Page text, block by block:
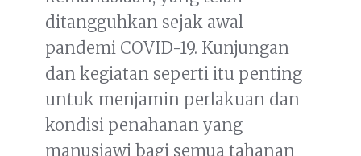
ditangguhkan sejak awal
pandemi COVID-19. Kunjungan
dan kegiatan seperti itu penting
untuk menjamin perlakuan dan
kondisi penahanan yang
manusiawi bagi semua tahanan